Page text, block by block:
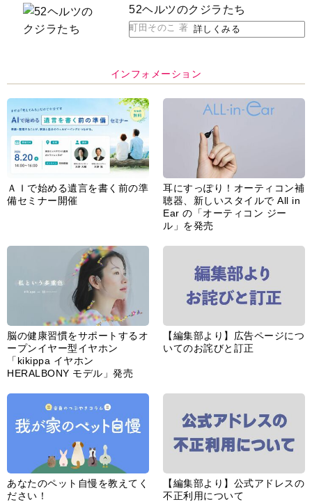
52ヘルツのクジラたち
町田そのこ 著 詳しくみる
インフォメーション
ＡＩで始める遺言を書く前の準
備セミナー開催
耳にすっぽり！オーティコン補
聴器、新しいスタイルで All in
Ear の「オーティコン ジー
ル」を発売
脳の健康習慣をサポートするオ
ープンイヤー型イヤホン
「kikippa イヤホン
HERALBONY モデル」発売
【編集部より】広告ページにつ
いてのお詫びと訂正
あなたのペット自慢を教えてく
ださい！
【編集部より】公式アドレスの
不正利用について